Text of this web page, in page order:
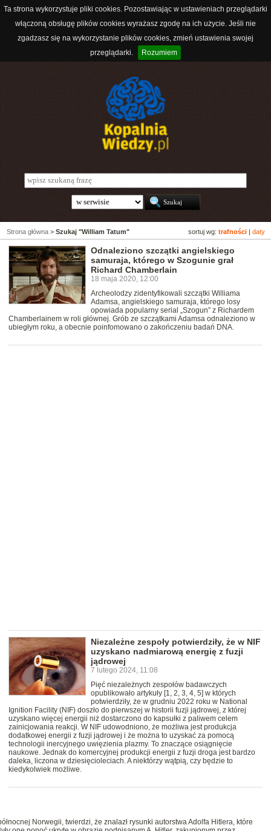
Ta strona wykorzystuje pliki cookies. Pozostawiając w ustawieniach przeglądarki
włączoną obsługę plików cookies wyrażasz zgodę na ich użycie. Jeśli nie
zgadzasz się na wykorzystanie plików cookies, zmień ustawienia swojej
przeglądarki.
Rozumiem
sortuj wg: trafności daty
Strona główna > Szukaj "William Tatum"
Odnaleziono szczątki angielskiego
samuraja, którego w Szogunie grał
Richard Chamberlain
18 maja 2020, 12:00
Archeolodzy zidentyfikowali szczątki Williama
Adamsa, angielskiego samuraja, którego losy
opowiada popularny serial „Szogun” z Richardem
Chamberlainem w roli głównej. Grób ze szczątkami Adamsa odnaleziono w
ubiegłym roku, a obecnie poinfomowano o zakończeniu badań DNA.
Niezależne zespoły potwierdziły, że w NIF
uzyskano nadmiarową energię z fuzji
jądrowej
7 lutego 2024, 11:08
Pięć niezależnych zespołów badawczych
opublikowało artykuły [1, 2, 3, 4, 5] w których
potwierdziły, że w grudniu 2022 roku w National
Ignition Facility (NIF) doszło do pierwszej w historii fuzji jądrowej, z której
uzyskano więcej energii niż dostarczono do kapsułki z paliwem celem
zainicjowania reakcji. W NIF udowodniono, że możliwa jest produkcja
dodatkowej energii z fuzji jądrowej i że można to uzyskać za pomocą
technologii inercyjnego uwięzienia plazmy. To znaczące osiągnięcie
naukowe. Jednak do komercyjnej produkcji energii z fuzji droga jest bardzo
daleka, liczona w dziesięcioleciach. A niektórzy wątpią, czy będzie to
kiedykolwiek możliwe.
Norwegii, twierdzi, że znalazł rysunki autorstwa Adolfa Hitlera, które